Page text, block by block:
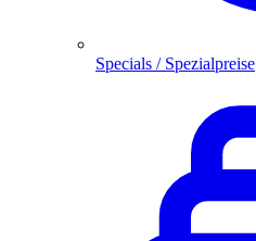
Specials / Spezialpreise